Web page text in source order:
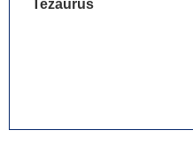
Tezaurus